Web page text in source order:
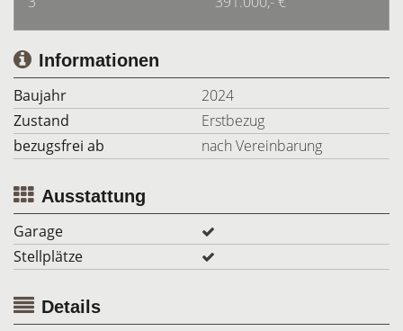
Informationen
Baujahr
2024
Zustand
Erstbezug
bezugsfrei ab
nach Vereinbarung
Ausstattung
Garage
Stellplätze
Details